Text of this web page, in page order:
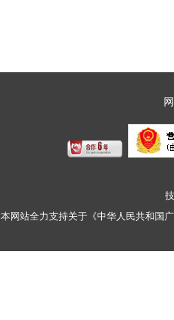
本网站全力支持关于《中华人民共和国